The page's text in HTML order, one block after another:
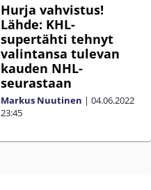
Hurja vahvistus!
Lähde: KHL-
supertähti tehnyt
valintansa tulevan
kauden NHL-
seurastaan
Markus Nuutinen | 04.06.2022
23:45